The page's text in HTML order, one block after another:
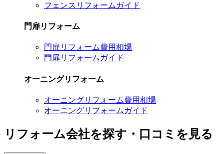
フェンスリフォームガイド
門扉リフォーム
門扉リフォーム費用相場
門扉リフォームガイド
オーニングリフォーム
オーニングリフォーム費用相場
オーニングリフォームガイド
リフォーム会社を探す・口コミを見る